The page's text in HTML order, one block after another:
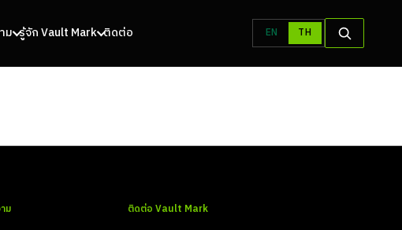
ม รู้จัก Vault Mark ติดต่อ EN TH
ม ติดต่อ Vault Mark